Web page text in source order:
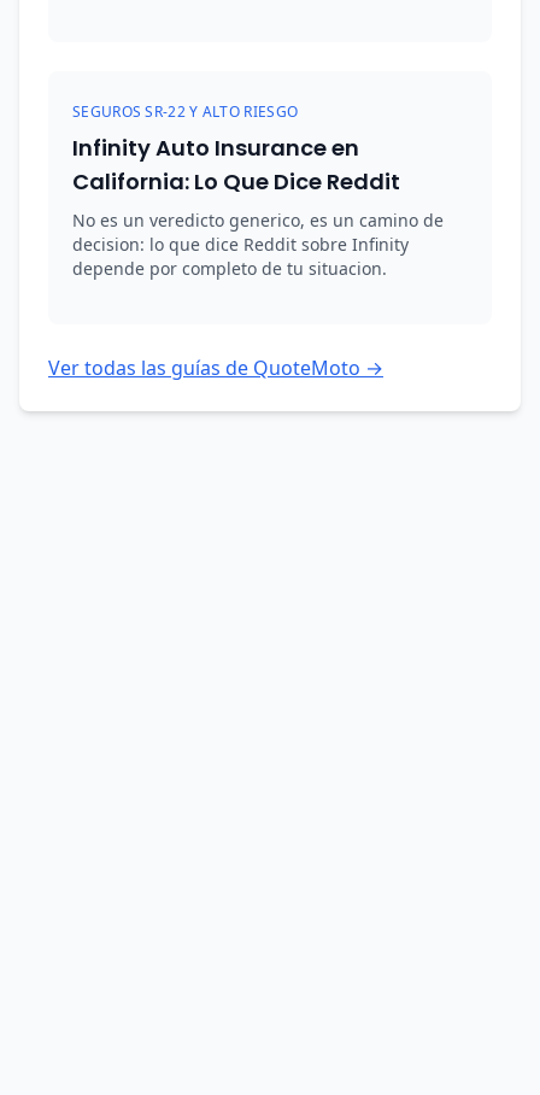
SEGUROS SR-22 Y ALTO RIESGO
Infinity Auto Insurance en
California: Lo Que Dice Reddit
No es un veredicto generico, es un camino de
decision: lo que dice Reddit sobre Infinity
depende por completo de tu situacion.
Ver todas las guías de QuoteMoto →